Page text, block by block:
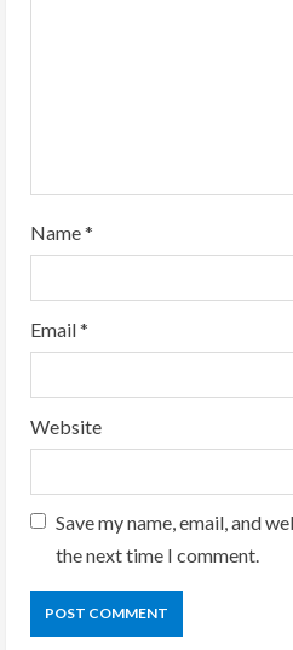
Name*
Email*
Website
Save my name, email, and
the next time I comment.